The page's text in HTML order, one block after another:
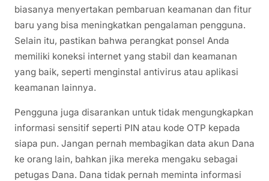
biasanya menyertakan pembaruan keamanan dan fitur
baru yang bisa meningkatkan pengalaman pengguna.
Selain itu, pastikan bahwa perangkat ponsel Anda
memiliki koneksi internet yang stabil dan keamanan
yang baik, seperti menginstal antivirus atau aplikasi
keamanan lainnya.
Pengguna juga disarankan untuk tidak mengungkapkan
informasi sensitif seperti PIN atau kode OTP kepada
siapa pun. Jangan pernah membagikan data akun Dana
ke orang lain, bahkan jika mereka mengaku sebagai
petugas Dana. Dana tidak pernah meminta informasi